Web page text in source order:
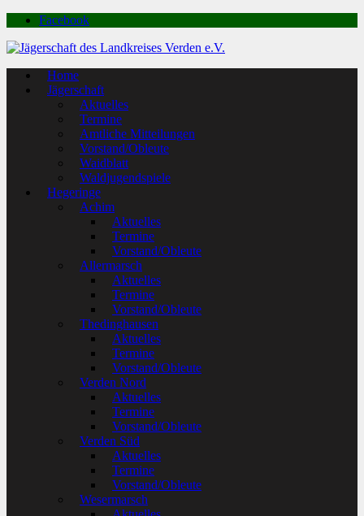
Facebook
Home
Jägerschaft
Aktuelles
Termine
Amtliche Mitteilungen
Vorstand/Obleute
Waidblatt
Waldjugendspiele
Hegeringe
Achim
Aktuelles
Termine
Vorstand/Obleute
Allermarsch
Aktuelles
Termine
Vorstand/Obleute
Thedinghausen
Aktuelles
Termine
Vorstand/Obleute
Verden Nord
Aktuelles
Termine
Vorstand/Obleute
Verden Süd
Aktuelles
Termine
Vorstand/Obleute
Wesermarsch